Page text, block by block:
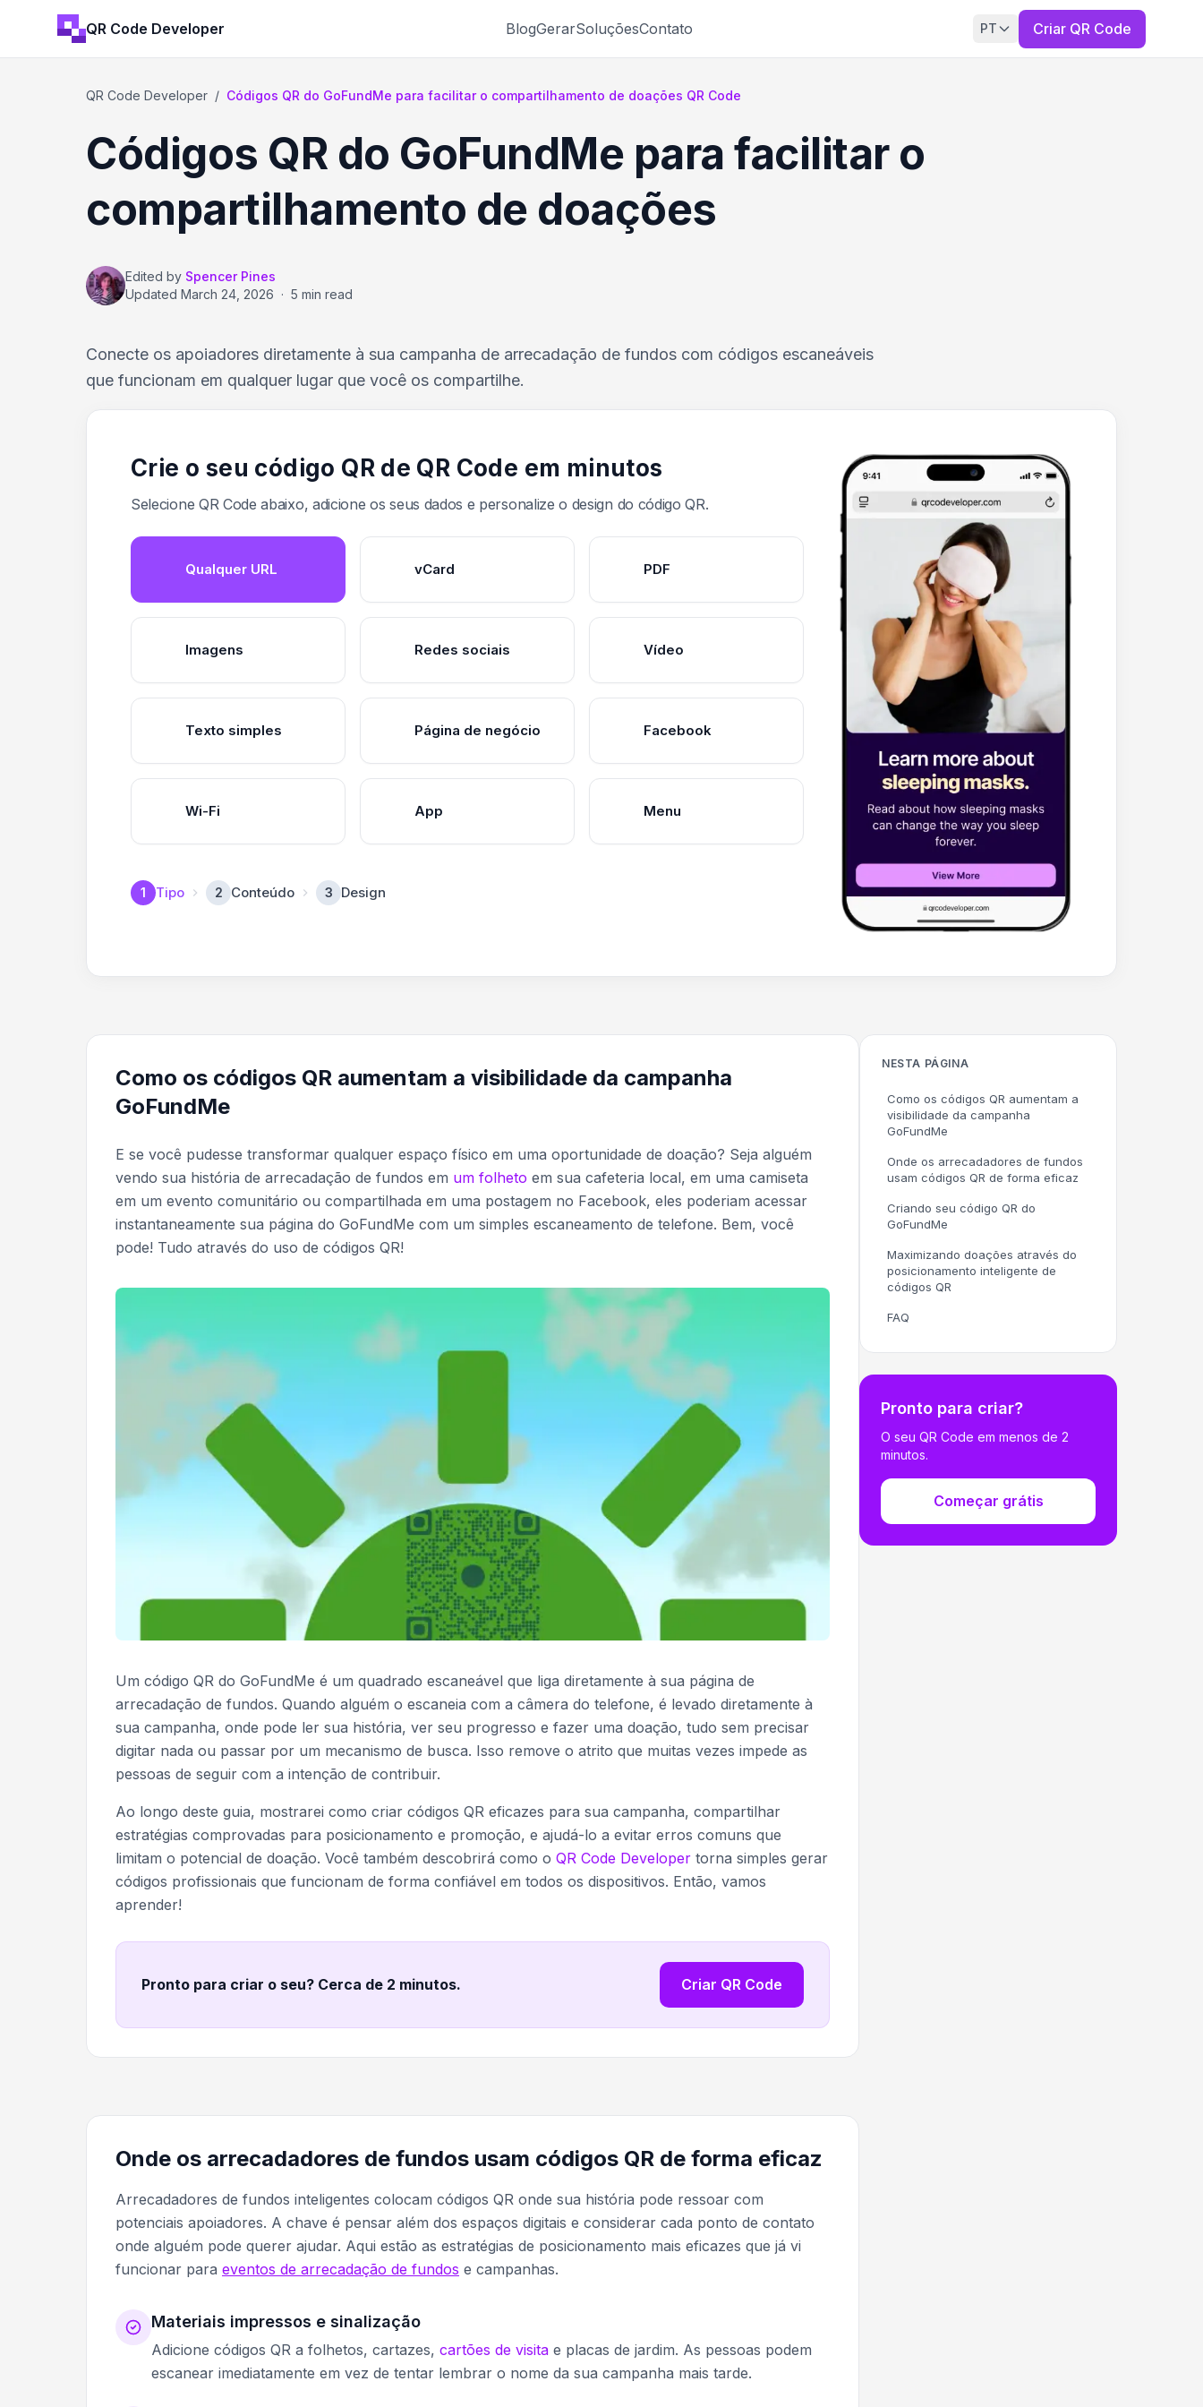
QR Code Developer BlogGerarSoluçõesContato PT Criar QR Code
QR Code Developer / Códigos QR do GoFundMe para facilitar o compartilhamento de doações QR Code
Códigos QR do GoFundMe para facilitar o
compartilhamento de doações
Edited by Spencer Pines
Updated March 24, 2026 · 5 min read
Conecte os apoiadores diretamente à sua campanha de arrecadação de fundos com códigos escaneáveis
que funcionam em qualquer lugar que você os compartilhe.
Crie o seu código QR de QR Code em minutos
Selecione QR Code abaixo, adicione os seus dados e personalize o design do código QR.
Qualquer URL vCard PDF
Imagens Redes sociais Vídeo
Texto simples Página de negócio Facebook
Wi-Fi App Menu
1 Tipo 2 Conteúdo 3 Design
Como os códigos QR aumentam a visibilidade da campanha
GoFundMe
E se você pudesse transformar qualquer espaço físico em uma oportunidade de doação? Seja alguém
vendo sua história de arrecadação de fundos em um folheto em sua cafeteria local, em uma camiseta
em um evento comunitário ou compartilhada em uma postagem no Facebook, eles poderiam acessar
instantaneamente sua página do GoFundMe com um simples escaneamento de telefone. Bem, você
pode! Tudo através do uso de códigos QR!
Um código QR do GoFundMe é um quadrado escaneável que liga diretamente à sua página de
arrecadação de fundos. Quando alguém o escaneia com a câmera do telefone, é levado diretamente à
sua campanha, onde pode ler sua história, ver seu progresso e fazer uma doação, tudo sem precisar
digitar nada ou passar por um mecanismo de busca. Isso remove o atrito que muitas vezes impede as
pessoas de seguir com a intenção de contribuir.
Ao longo deste guia, mostrarei como criar códigos QR eficazes para sua campanha, compartilhar
estratégias comprovadas para posicionamento e promoção, e ajudá-lo a evitar erros comuns que
limitam o potencial de doação. Você também descobrirá como o QR Code Developer torna simples gerar
códigos profissionais que funcionam de forma confiável em todos os dispositivos. Então, vamos
aprender!
Pronto para criar o seu? Cerca de 2 minutos. Criar QR Code
Onde os arrecadadores de fundos usam códigos QR de forma eficaz
Arrecadadores de fundos inteligentes colocam códigos QR onde sua história pode ressoar com
potenciais apoiadores. A chave é pensar além dos espaços digitais e considerar cada ponto de contato
onde alguém pode querer ajudar. Aqui estão as estratégias de posicionamento mais eficazes que já vi
funcionar para eventos de arrecadação de fundos e campanhas.
Materiais impressos e sinalização
Adicione códigos QR a folhetos, cartazes, cartões de visita e placas de jardim. As pessoas podem
escanear imediatamente em vez de tentar lembrar o nome da sua campanha mais tarde.
NESTA PÁGINA
Como os códigos QR aumentam a
visibilidade da campanha
GoFundMe
Onde os arrecadadores de fundos
usam códigos QR de forma eficaz
Criando seu código QR do
GoFundMe
Maximizando doações através do
posicionamento inteligente de
códigos QR
FAQ
Pronto para criar?
O seu QR Code em menos de 2
minutos.
Começar grátis